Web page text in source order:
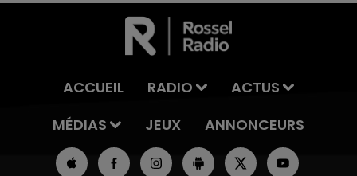
ACCUEIL RADIO
ACTUS
MÉDIAS
JEUX ANNONCEURS